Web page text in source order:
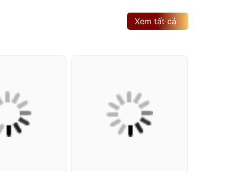
Xem tất cả